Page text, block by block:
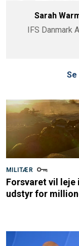
Sarah
IFS Danmark
MILITÆR
Forsvaret vil leje
udstyr for